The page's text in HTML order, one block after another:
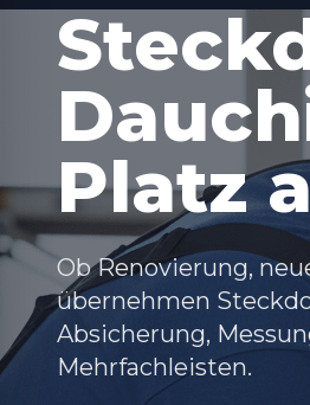
Platz
Ob Renovierung,
übernehmen
Absicherung,
Mehrfachleisten.